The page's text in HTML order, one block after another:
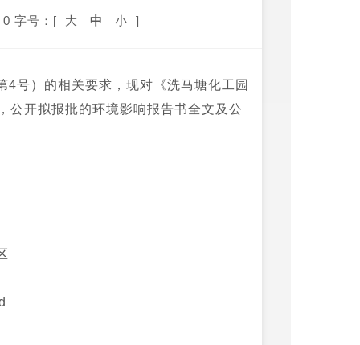
0 字号：[ 大 中 小 ]
4号） 的相关要求，现对《洗马塘化工园
公开拟报批的环境影响报告书全文及公